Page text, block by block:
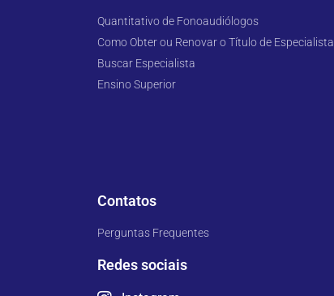
Quantitativo de Fonoaudiólogos
Como Obter ou Renovar o Título de Especialista
Buscar Especialista
Ensino Superior
Contatos
Perguntas Frequentes
Redes sociais